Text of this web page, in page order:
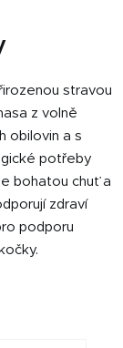
stravou
z volně
obilovin a s
potřeby
bohatou chuť a
zdraví
podporu